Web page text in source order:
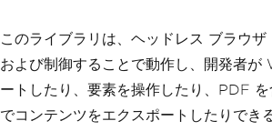
このライブラリは、ヘッドレス ブラウ
および制御することで動作し、開発者が
ートしたり、要素を操作したり、PDF
でコンテンツをエクスポートしたりでき